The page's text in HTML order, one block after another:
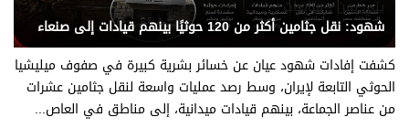
يني يمن - متابعات
شهود: نقل جثامين أكثر من 120 حوثيًا بينهم قيادات إلى صنعاء
كشفت إفادات شهود عيان عن خسائر بشرية كبيرة في صفوف ميليشيا
الحوثي التابعة لإيران، وسط رصد عمليات واسعة لنقل جثامين عشرات
من عناصر الجماعة، بينهم قيادات ميدانية، إلى مناطق في العاص...